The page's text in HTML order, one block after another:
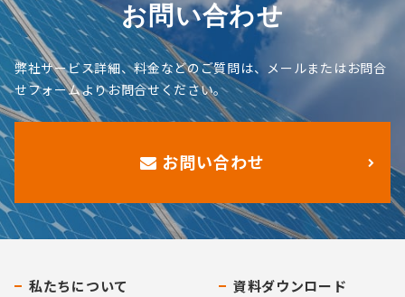
お問い合わせ
弊社サービス詳細、料金などのご質問は、メールまたはお問合
せフォームよりお問合せください。
お問い合わせ
私たちについて 資料ダウンロード